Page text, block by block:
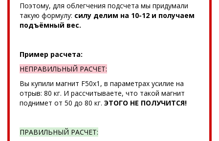
Поэтому, для облегчения подсчета мы придумали
такую формулу: силу делим на 10-12 и получаем
подъёмный вес.
Пример расчета:
НЕПРАВИЛЬНЫЙ РАСЧЕТ:
Вы купили магнит F50x1, в параметрах усилие на
отрыв: 80 кг. И рассчитываете, что такой магнит
поднимет от 50 до 80 кг. ЭТОГО НЕ ПОЛУЧИТСЯ!
ПРАВИЛЬНЫЙ РАСЧЕТ: